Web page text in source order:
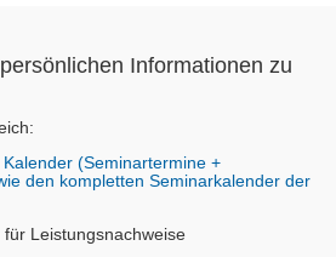
Informationen zu
Kalender (Seminartermine +
den kompletten Seminarkalender der
für Leistungsnachweise